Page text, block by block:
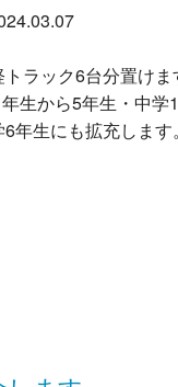
ラック6台分置け
生から5年生・中
年生にも拡充しま